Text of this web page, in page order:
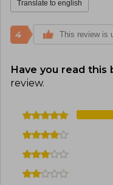
Translate to english
4 This review is
Have you read this
review.